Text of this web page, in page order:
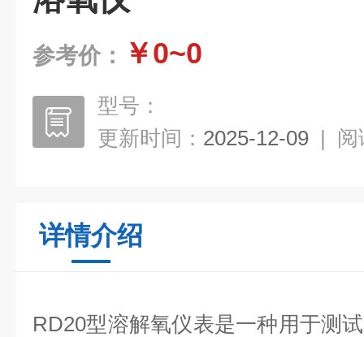
参考价： ￥0~0
型号：
更新时间： 2025-12-09 | 阅
详情介绍
RD20型溶解氧仪表是一种用于测